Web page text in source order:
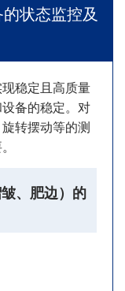
状态监控及
稳定且高质量
备的稳定。对
转摆动等的测
、肥边）的